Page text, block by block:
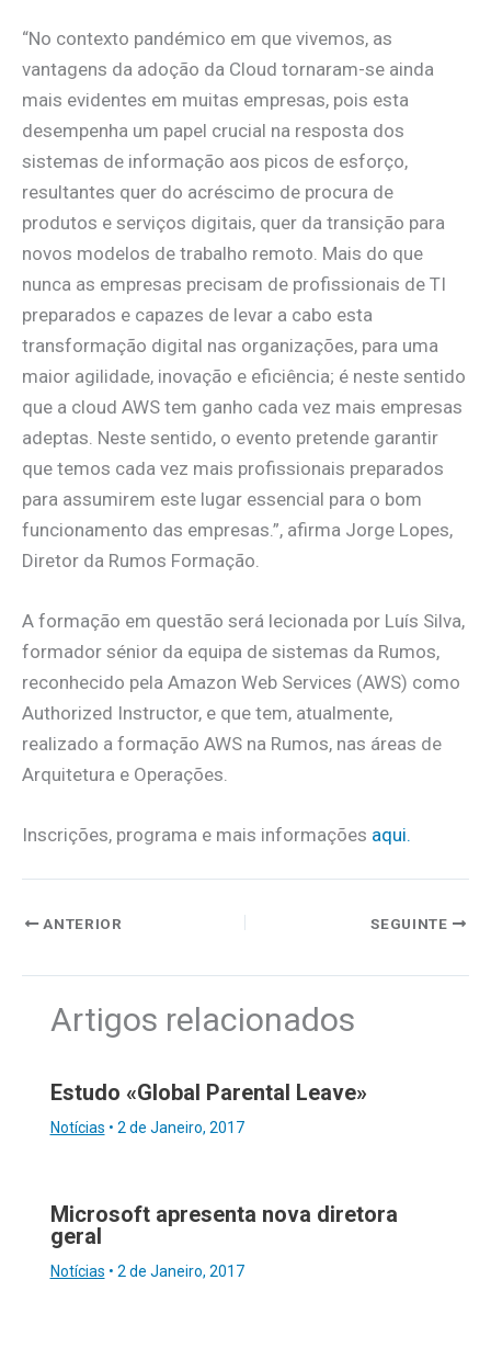
“No contexto pandémico em que vivemos, as
vantagens da adoção da Cloud tornaram-se ainda
mais evidentes em muitas empresas, pois esta
desempenha um papel crucial na resposta dos
sistemas de informação aos picos de esforço,
resultantes quer do acréscimo de procura de
produtos e serviços digitais, quer da transição para
novos modelos de trabalho remoto. Mais do que
nunca as empresas precisam de profissionais de TI
preparados e capazes de levar a cabo esta
transformação digital nas organizações, para uma
maior agilidade, inovação e eficiência; é neste sentido
que a cloud AWS tem ganho cada vez mais empresas
adeptas. Neste sentido, o evento pretende garantir
que temos cada vez mais profissionais preparados
para assumirem este lugar essencial para o bom
funcionamento das empresas.”, afirma Jorge Lopes,
Diretor da Rumos Formação.
A formação em questão será lecionada por Luís Silva,
formador sénior da equipa de sistemas da Rumos,
reconhecido pela Amazon Web Services (AWS) como
Authorized Instructor, e que tem, atualmente,
realizado a formação AWS na Rumos, nas áreas de
Arquitetura e Operações.
Inscrições, programa e mais informações aqui.
ANTERIOR SEGUINTE
Artigos relacionados
Estudo «Global Parental Leave»
Notícias • 2 de Janeiro, 2017
Microsoft apresenta nova diretora
geral
Notícias • 2 de Janeiro, 2017